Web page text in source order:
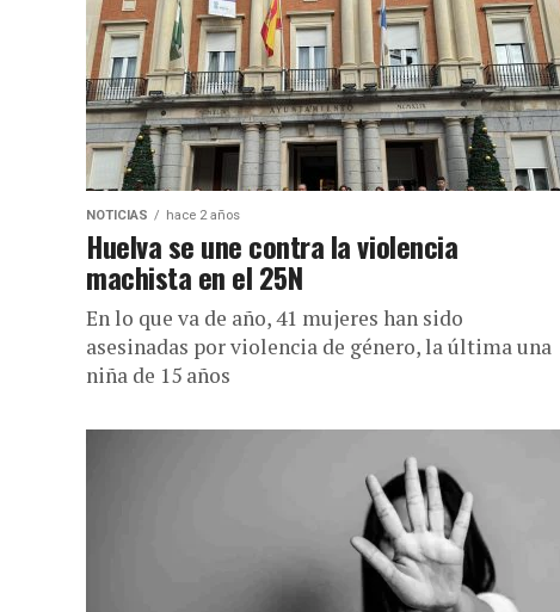
NOTICIAS hace 2 años
Huelva se une contra la violencia
machista en el 25N
En lo que va de año, 41 mujeres han sido
asesinadas por violencia de género, la última una
niña de 15 años